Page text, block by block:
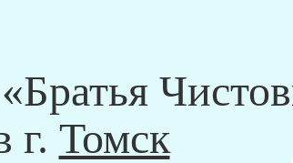
г. Томск
обучающем центре, а также проверку в
"Братья Чистовы".
химический средств, которые наши